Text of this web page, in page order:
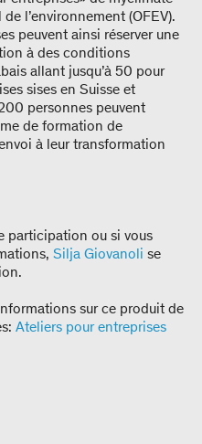
l’environnement (OFEV).
peuvent ainsi réserver une
à des conditions
allant jusqu’à 50 pour
sises en Suisse et
personnes peuvent
de formation de
à leur transformation
participation ou si vous
Silja Giovanoli se
sur ce produit de
Ateliers pour entreprises